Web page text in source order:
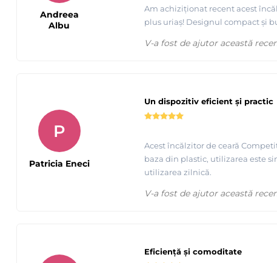
Am achiziționat recent acest
plus uriaș! Designul compact și
Andreea
Albu
V-a fost de ajutor această
Un dispozitiv eficient și practic
Acest încălzitor de ceară
baza din plastic, utilizarea este
utilizarea zilnică.
P
Patricia Eneci
V-a fost de ajutor această
Eficiență și comoditate